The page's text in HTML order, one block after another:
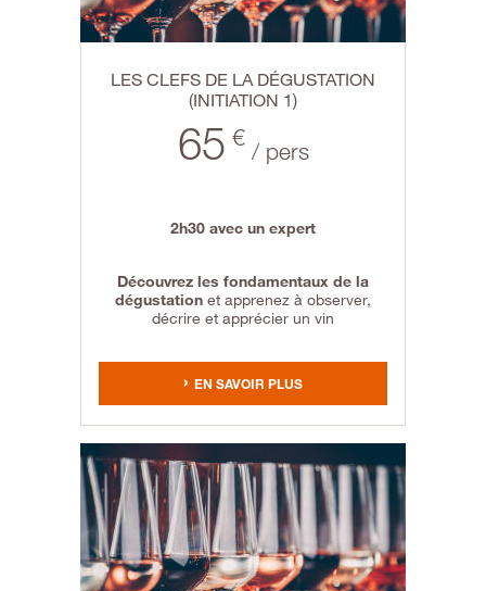
LES CLEFS DE LA DÉGUSTATION
(INITIATION 1)
65 €/ pers
2h30 avec un expert
Découvrez les fondamentaux de la
dégustation et apprenez à observer,
décrire et apprécier un vin
EN SAVOIR PLUS